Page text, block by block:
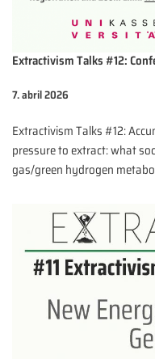
Extractivism Talks #12:
7. abril 2026
Extractivism Talks #12:
pressure to extract: what
gas/green hydrogen